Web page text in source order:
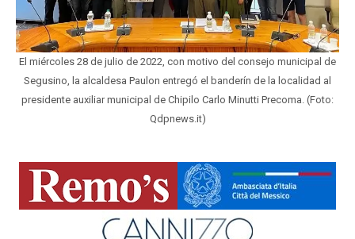
El miércoles 28 de julio de 2022, con motivo del consejo municipal de
Segusino, la alcaldesa Paulon entregó el banderín de la localidad al
presidente auxiliar municipal de Chipilo Carlo Minutti Precoma. (Foto:
Qdpnews.it)